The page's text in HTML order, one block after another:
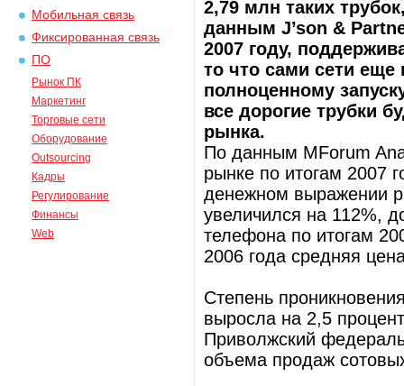
Мобильная связь
Фиксированная связь
ПО
Рынок ПК
Маркетинг
Торговые сети
Оборудование
Outsourcing
Кадры
Регулирование
Финансы
Web
2,79 млн таких
данным J’son &
2007 году,
то что сами сети
полноценному
все дорогие трубки
рынка.
По данным MForum
рынке по итогам 2007
денежном выражении
увеличился на 112%,
телефона по итогам
2006 года средняя
Степень
выросла на 2,5
Приволжский
объема продаж